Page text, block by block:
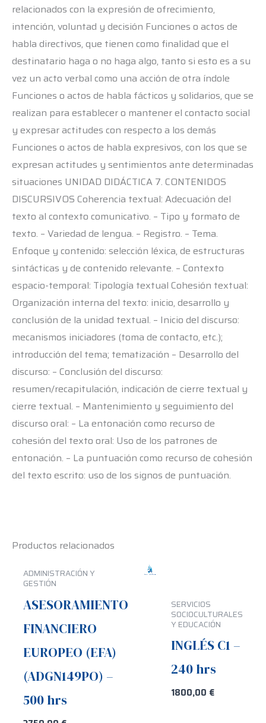
relacionados con la expresión de ofrecimiento,
intención, voluntad y decisión Funciones o actos de
habla directivos, que tienen como finalidad que el
destinatario haga o no haga algo, tanto si esto es a su
vez un acto verbal como una acción de otra índole
Funciones o actos de habla fácticos y solidarios, que se
realizan para establecer o mantener el contacto social
y expresar actitudes con respecto a los demás
Funciones o actos de habla expresivos, con los que se
expresan actitudes y sentimientos ante determinadas
situaciones UNIDAD DIDÁCTICA 7. CONTENIDOS
DISCURSIVOS Coherencia textual: Adecuación del
texto al contexto comunicativo. – Tipo y formato de
texto. – Variedad de lengua. – Registro. – Tema.
Enfoque y contenido: selección léxica, de estructuras
sintácticas y de contenido relevante. – Contexto
espacio-temporal: Tipología textual Cohesión textual:
Organización interna del texto: inicio, desarrollo y
conclusión de la unidad textual. – Inicio del discurso:
mecanismos iniciadores (toma de contacto, etc.);
introducción del tema; tematización – Desarrollo del
discurso: – Conclusión del discurso:
resumen/recapitulación, indicación de cierre textual y
cierre textual. – Mantenimiento y seguimiento del
discurso oral: – La entonación como recurso de
cohesión del texto oral: Uso de los patrones de
entonación. – La puntuación como recurso de cohesión
del texto escrito: uso de los signos de puntuación.
Productos relacionados
ADMINISTRACIÓN Y
GESTIÓN
ASESORAMIENTO
FINANCIERO
EUROPEO (EFA)
(ADGN149PO) –
500 hrs
SERVICIOS
SOCIOCULTURALES
Y EDUCACIÓN
INGLÉS C1 –
240 hrs
1800,00 €